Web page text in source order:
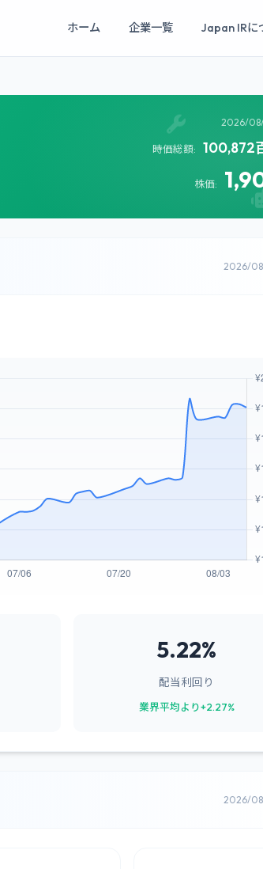
ホーム 企業一覧 Japan IRに
2026/
時価総額: 100,872
株価:
2026/
5.22%
配当利回り
業界平均より+2.27%
2026/